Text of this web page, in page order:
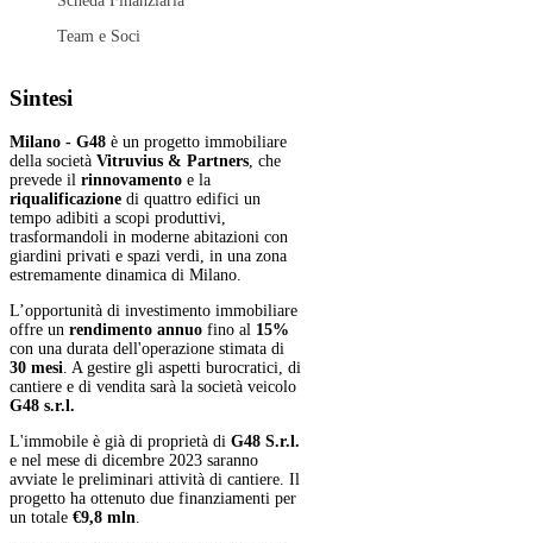
Team e Soci
Sintesi
Milano - G48 è un progetto immobiliare
della società Vitruvius & Partners, che
prevede il rinnovamento e la
riqualificazione di quattro edifici un
tempo adibiti a scopi produttivi,
trasformandoli in moderne abitazioni con
giardini privati e spazi verdi, in una zona
estremamente dinamica di Milano.
L’opportunità di investimento immobiliare
offre un rendimento annuo fino al 15%
con una durata dell'operazione stimata di
30 mesi. A gestire gli aspetti burocratici, di
cantiere e di vendita sarà la società veicolo
G48 s.r.l.
L'immobile è già di proprietà di G48 S.r.l.
e nel mese di dicembre 2023 saranno
avviate le preliminari attività di cantiere. Il
progetto ha ottenuto due finanziamenti per
un totale €9,8 mln.